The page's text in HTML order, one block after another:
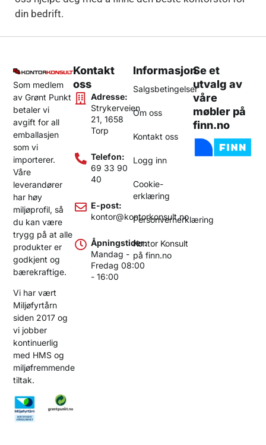
din bedrift.
Som medlem
av Grønt Punkt
betaler vi
avgift for all
emballasjen
som vi
importerer.
Våre
leverandører
har høy
miljøprofil, så
du kan være
trygg på at alle
produkter er
godkjent og
bærekraftige.
Vi har vært
Miljøfyrtårn
siden 2017 og
vi jobber
kontinuerlig
med HMS og
miljøfremmende
tiltak.
Kontakt
oss
Adresse:
Strykerveien
21, 1658
Torp
Telefon:
69 33 90
40
E-post:
kontor@kontorkonsult.no
Åpningstider:
Mandag -
Fredag 08:00
- 16:00
Informasjon
Salgsbetingelser
Om oss
Kontakt oss
Logg inn
Cookie-
erklæring
Personvernerklæring
Kontor Konsult
på finn.no
Se et
utvalg av
våre
møbler på
finn.no